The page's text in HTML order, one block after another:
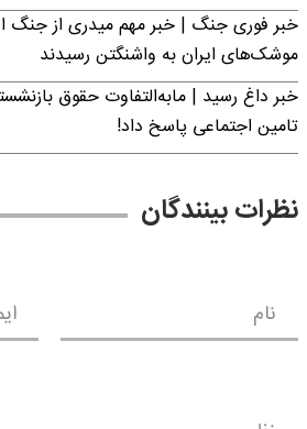
خبر فوری جنگ | خبر مهم میدری از جنگ
موشک‌های ایران به واشنگتن رسیدند
خبر داغ رسید | مابه‌التفاوت حقوق
تامین اجتماعی پاسخ داد!
نظرات بینندگان
نام